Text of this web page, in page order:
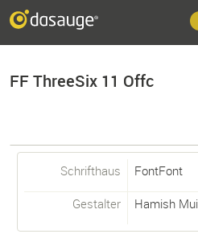
FF ThreeSix 11 Offc
Schrifthaus FontFont
Gestalter Hamish